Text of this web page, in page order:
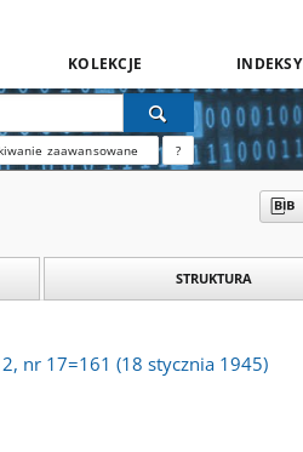
KOLEKCJE INDEKSY
zaawansowane ?
STRUKTURA
nr 17=161 (18 stycznia 1945)